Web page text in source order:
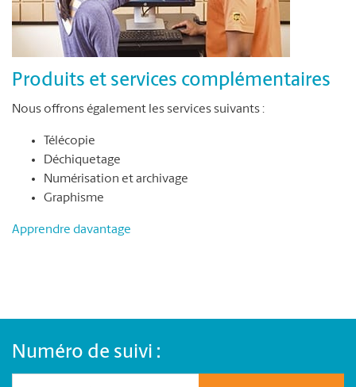
Produits et services complémentaires
Nous offrons également les services suivants :
Télécopie
Déchiquetage
Numérisation et archivage
Graphisme
Apprendre davantage
Numéro de suivi :